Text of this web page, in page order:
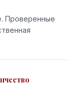
Проверенные